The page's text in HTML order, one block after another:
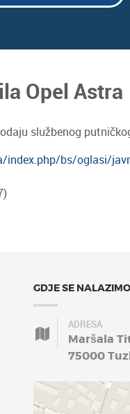
Opel Astra
službenog
index.php/bs/oglasi/
GDJE SE NALAZIMO
ADRESA
Maršala
75000